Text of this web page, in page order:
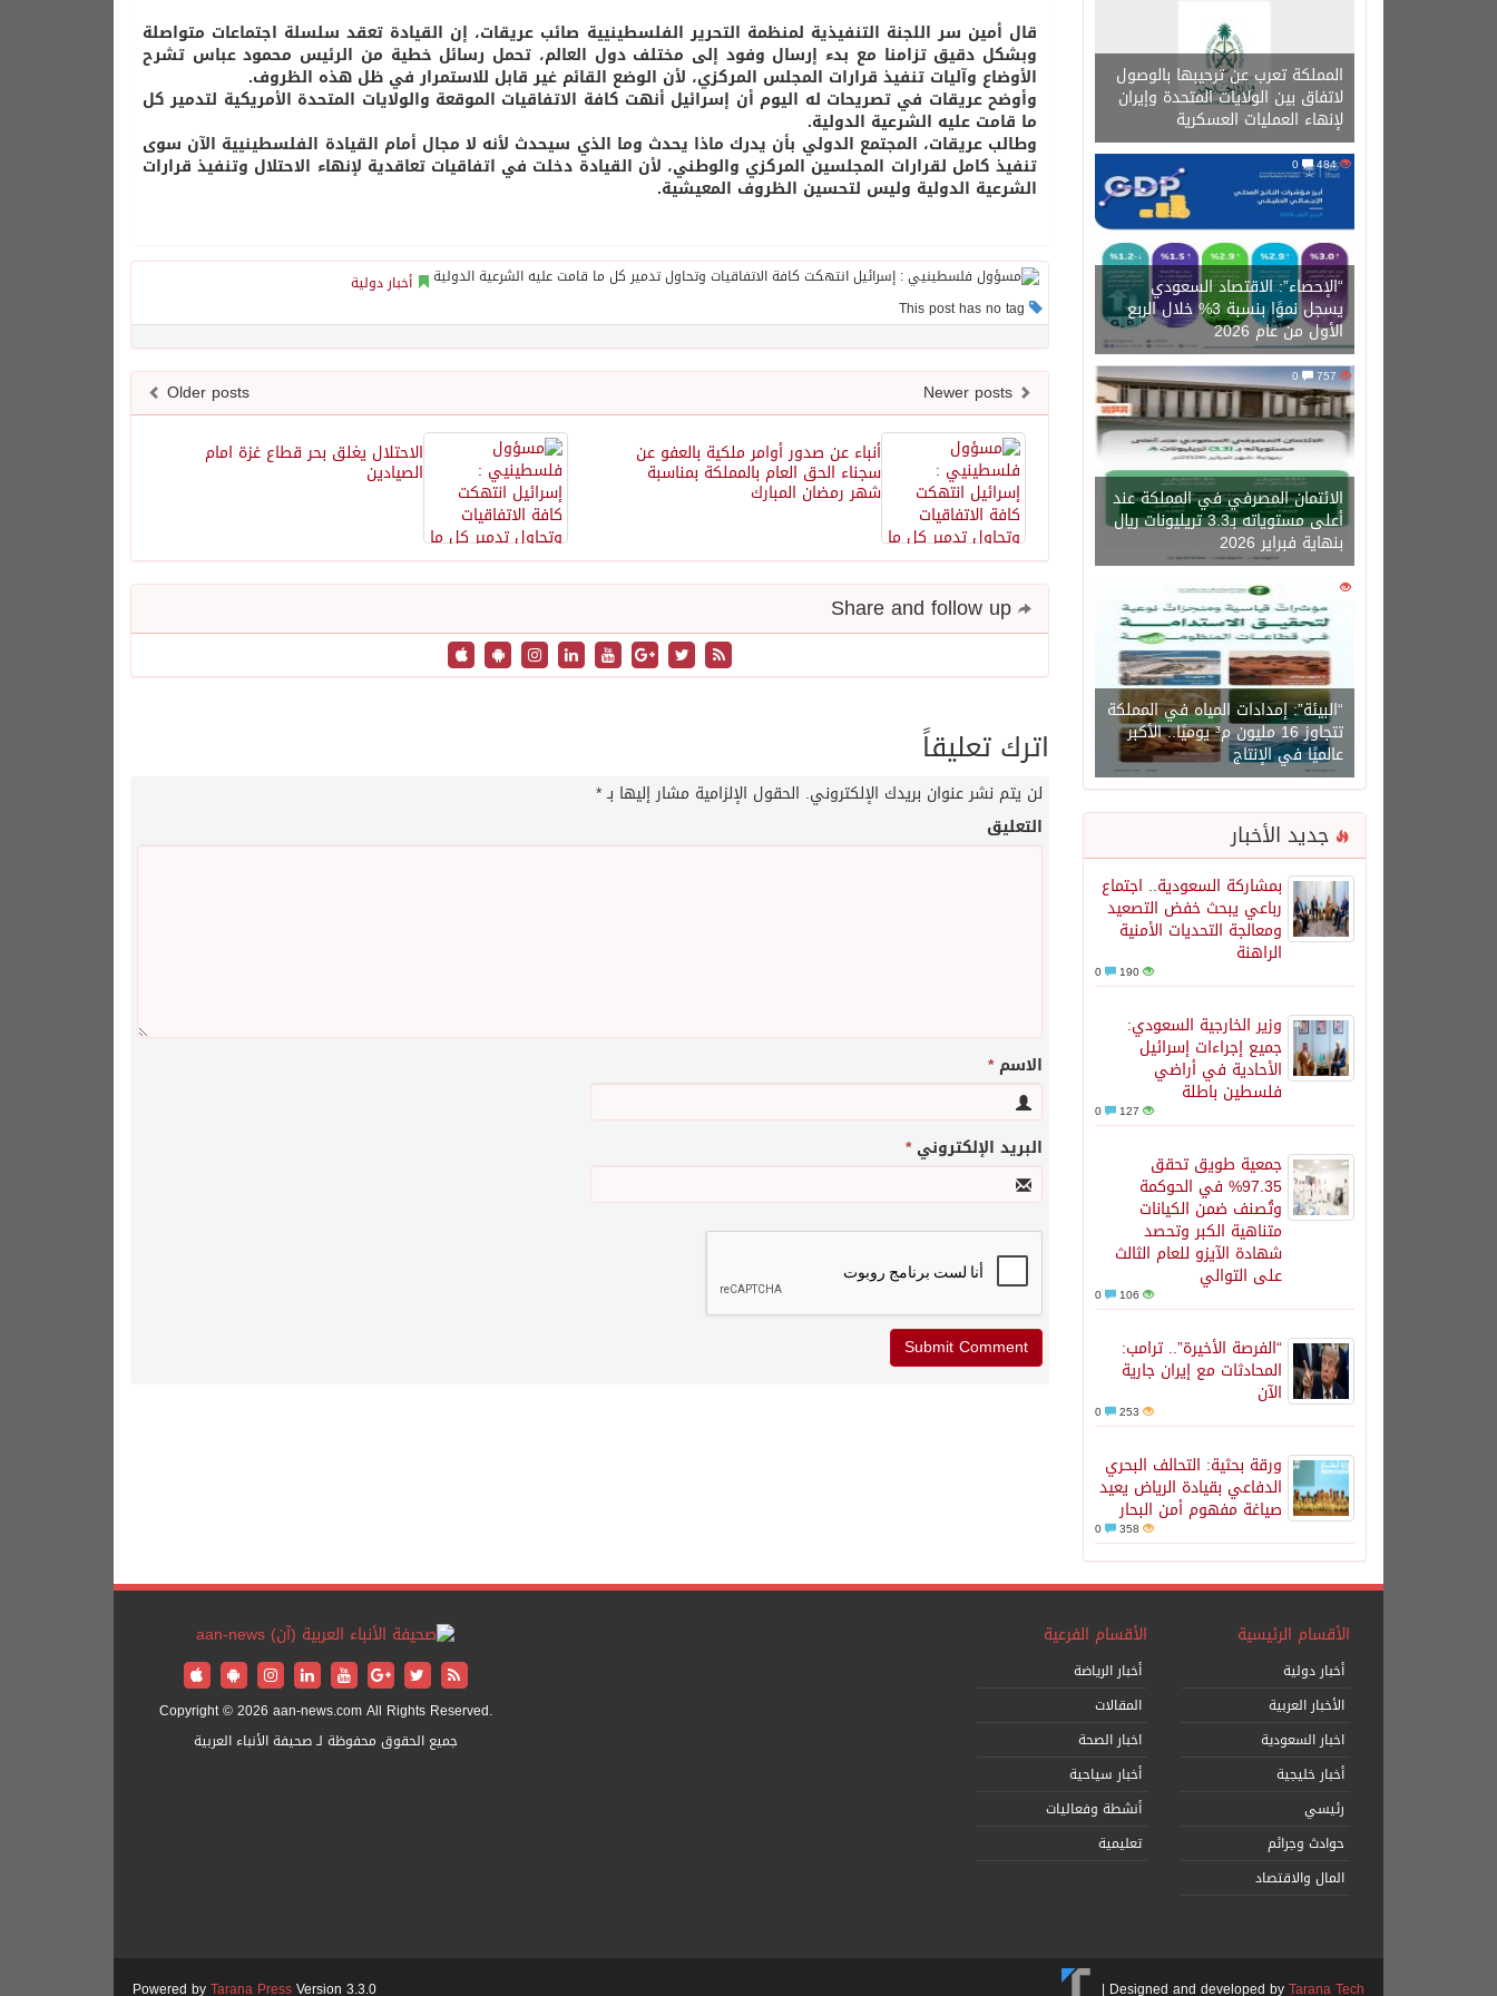
المملكة تعرب عن ترحيبها بالوصول
لاتفاق بين الولايات المتحدة وإيران
لإنهاء العمليات العسكرية
484
“الإحصاء”: الاقتصاد السعودي
يسجل نموًا بنسبة 3% خلال الربع
الأول من عام 2026
757
0
الائتمان المصرفي في المملكة عند
أعلى مستوياته بـ3.3 تريليونات ريال
بنهاية فبراير 2026
1450
“البيئة”: إمدادات المياه في المملكة
تتجاوز 16 مليون م³ يوميًا.. الأكبر
عالميًا في الإنتاج
جديد الأخبار
بمشاركة السعودية.. اجتماع
رباعي يبحث خفض التصعيد
ومعالجة التحديات الأمنية
الراهنة
190
وزير الخارجية السعودي:
جميع إجراءات إسرائيل
الأحادية في أراضي
فلسطين باطلة
127
جمعية طويق تحقق
97.35% في الحوكمة
وتُصنف ضمن الكيانات
متناهية الكبر وتحصد
شهادة الآيزو للعام الثالث
على التوالي
106
“الفرصة الأخيرة”.. ترامب:
المحادثات مع إيران جارية
الآن
253
ورقة بحثية: التحالف البحري
الدفاعي بقيادة الرياض يعيد
صياغة مفهوم أمن البحار
358
قال أمين سر اللجنة التنفيذية لمنظمة التحرير الفلسطينيية صائب عريقات، إن القيادة تعقد سلسلة اجتماعات متواصلة
وبشكل دقيق تزامنا مع بدء إرسال وفود إلى مختلف دول العالم، تحمل رسائل خطية من الرئيس محمود عباس تشرح
الأوضاع وآليات تنفيذ قرارات المجلس المركزي، لأن الوضع القائم غير قابل للاستمرار في ظل هذه الظروف.
وأوضح عريقات في تصريحات له اليوم أن إسرائيل أنهت كافة الاتفاقيات الموقعة والولايات المتحدة الأمريكية لتدمير كل
ما قامت عليه الشرعية الدولية.
وطالب عريقات، المجتمع الدولي بأن يدرك ماذا يحدث وما الذي سيحدث لأنه لا مجال أمام القيادة الفلسطينيية الآن سوى
تنفيذ كامل لقرارات المجلسين المركزي والوطني، لأن القيادة دخلت في اتفاقيات تعاقدية لإنهاء الاحتلال وتنفيذ قرارات
الشرعية الدولية وليس لتحسين الظروف المعيشية.
أخبار دولية
Older posts
الاحتلال يغلق بحر قطاع غزة امام
الصيادين
أنباء عن صدور أوامر ملكية بالعفو عن
سجناء الحق العام بالمملكة بمناسبة
شهر رمضان المبارك
اترك تعليقاً
لن يتم نشر عنوان بريدك الإلكتروني. الحقول الإلزامية مشار إليها بـ*
التعليق
الاسم*
البريد الإلكتروني*
الأقسام الرئيسية
أخبار دولية
الأخبار العربية
اخبار السعودية
أخبار خليجية
رئيسي
حوادث وجرائم
المال والاقتصاد
الأقسام الفرعية
أخبار الرياضة
المقالات
اخبار الصحة
أخبار سياحية
أنشطة وفعاليات
تعليمية
Copyright © 2026 aan-news.com All Rights Reserved.
جميع الحقوق محفوظة لـ صحيفة الأنباء العربية
Powered byTarana PressVersion 3.3.0 Designed and developed byTarana Tech
|